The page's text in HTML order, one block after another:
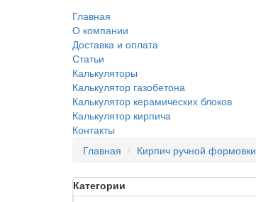
Главная
О компании
Доставка и оплата
Статьи
Калькуляторы
Калькулятор газобетона
Калькулятор керамических блоков
Калькулятор кирпича
Контакты
Главная Кирпич ручной формовки
Категории